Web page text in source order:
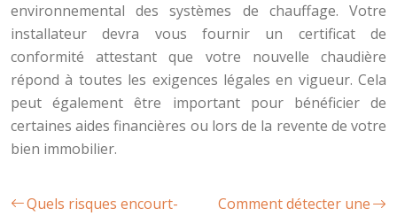
environnemental des systèmes de chauffage. Votre
installateur devra vous fournir un certificat de
conformité attestant que votre nouvelle chaudière
répond à toutes les exigences légales en vigueur. Cela
peut également être important pour bénéficier de
certaines aides financières ou lors de la revente de votre
bien immobilier.
Quels risques encourt-
Comment détecter une